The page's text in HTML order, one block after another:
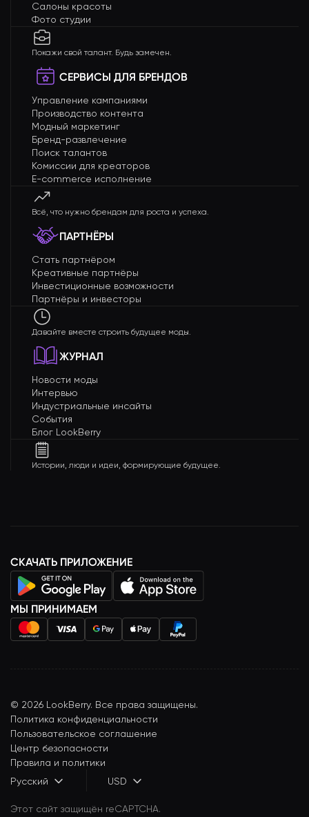
Салоны красоты
Фото студии
Покажи свой талант. Будь замечен.
СЕРВИСЫ ДЛЯ БРЕНДОВ
Управление кампаниями
Производство контента
Модный маркетинг
Бренд-развлечение
Поиск талантов
Комиссии для креаторов
E-commerce исполнение
Всё, что нужно брендам для роста и успеха.
ПАРТНЁРЫ
Стать партнёром
Креативные партнёры
Инвестиционные возможности
Партнёры и инвесторы
Давайте вместе строить будущее моды.
ЖУРНАЛ
Новости моды
Интервью
Индустриальные инсайты
События
Блог LookBerry
Истории, люди и идеи, формирующие будущее.
СКАЧАТЬ ПРИЛОЖЕНИЕ
МЫ ПРИНИМАЕМ
© 2026 LookBerry. Все права защищены.
Политика конфиденциальности
Пользовательское соглашение
Центр безопасности
Правила и политики
Русский
USD
Этот сайт защищён reCAPTCHA.